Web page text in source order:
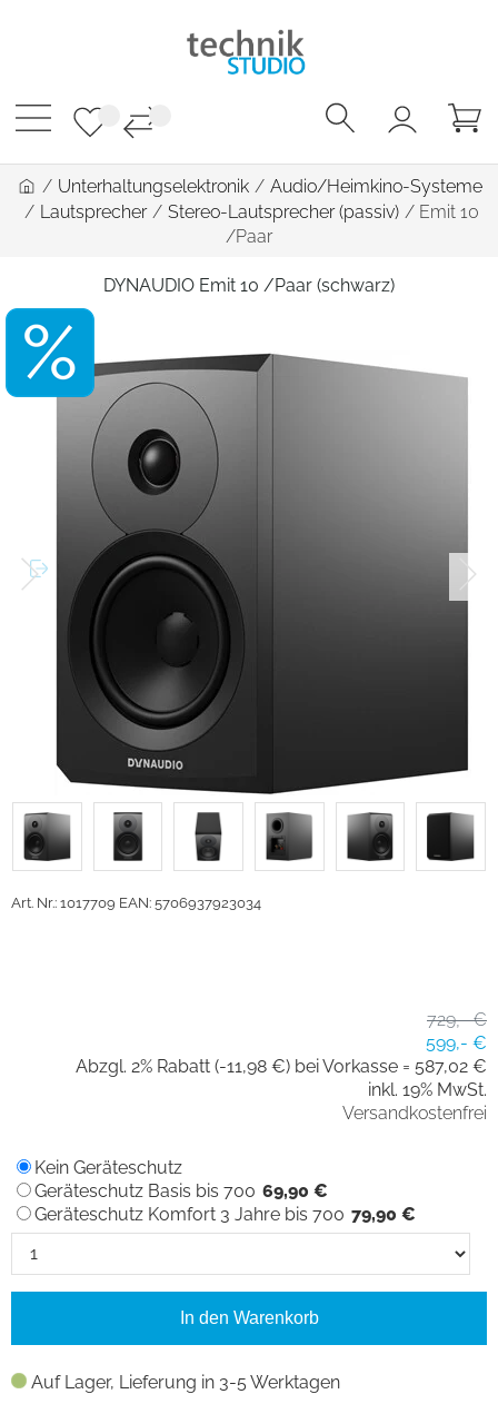
/ Unterhaltungselektronik / Audio/Heimkino-Systeme
/ Lautsprecher/ Stereo-Lautsprecher (passiv) / Emit 10
/Paar
DYNAUDIO Emit 10 /Paar (schwarz)
Art. Nr.: 1017709 EAN: 5706937923034
729,- €
599,- €
Abzgl. 2% Rabatt (-11,98 €) bei Vorkasse = 587,02 €
inkl. 19% MwSt.
Versandkostenfrei
Auf Lager, Lieferung in 3-5 Werktagen
Kein Geräteschutz
Geräteschutz Basis bis 700 69,90 €
Geräteschutz Komfort 3 Jahre bis 700 79,90 €
In den Warenkorb